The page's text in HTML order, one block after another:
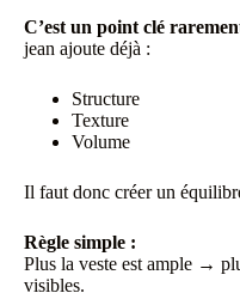
C’est un point clé
jean ajoute déjà :
Structure
Texture
Volume
Il faut donc créer un
Règle simple :
Plus la veste est ample →
visibles.